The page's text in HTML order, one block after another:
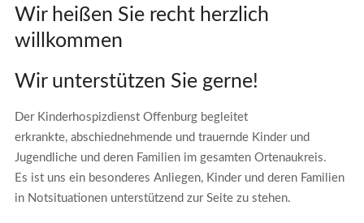
Wir heißen Sie recht herzlich
willkommen
Wir unterstützen Sie gerne!
Der Kinderhospizdienst Offenburg begleitet
erkrankte, abschiednehmende und trauernde Kinder und
Jugendliche und deren Familien im gesamten Ortenaukreis.
Es ist uns ein besonderes Anliegen, Kinder und deren Familien
in Notsituationen unterstützend zur Seite zu stehen.